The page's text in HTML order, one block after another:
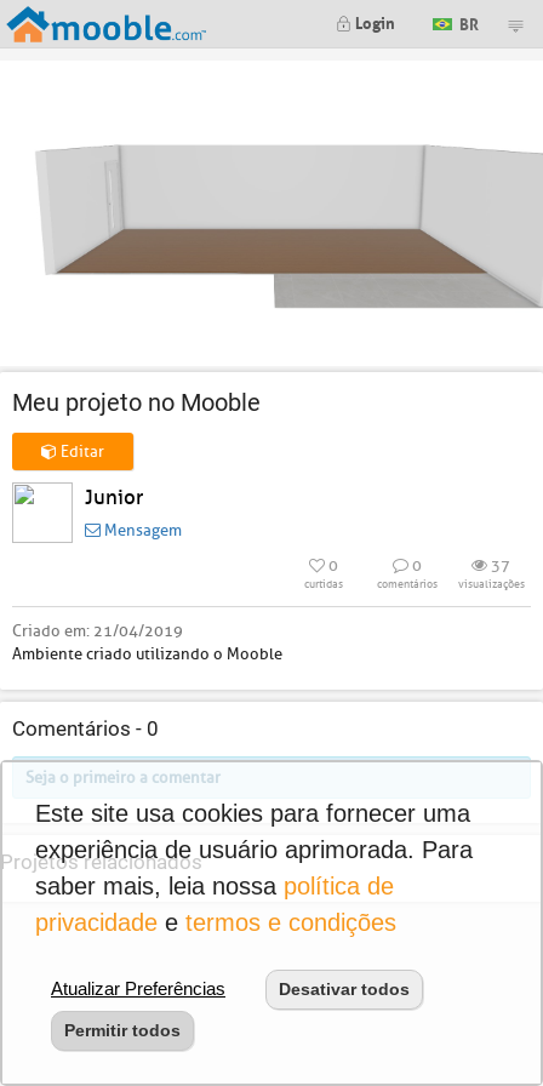
Login BR
Meu projeto no Mooble
Editar
Junior
Mensagem
0
curtidas
0
comentários
37
visualizações
Criado em: 21/04/2019
Ambiente criado utilizando o Mooble
Comentários - 0
Seja o primeiro a comentar
Projetos relacionados
Este site usa cookies para fornecer uma
experiência de usuário aprimorada. Para
saber mais, leia nossa política de
privacidadee termos e condições
Atualizar Preferências Desativar todos
Permitir todos